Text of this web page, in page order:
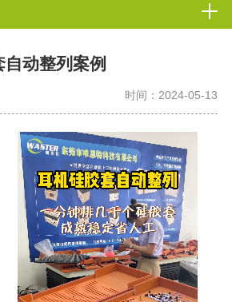
动整列案例
时间：2024-05-13